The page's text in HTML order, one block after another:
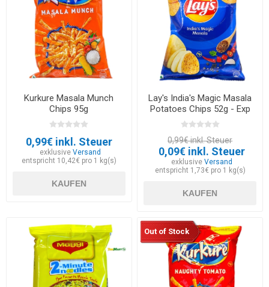
Kurkure Masala Munch
Chips 95g
0,99€ inkl. Steuer
exklusiveVersand
entspricht 10,42€ pro 1 kg(s)
KAUFEN
Lay's India's Magic Masala
Potatoes Chips 52g - Exp
30.05.2026
0,99€ inkl. Steuer
0,09€ inkl. Steuer
exklusive Versand
entspricht 1,73€ pro 1 kg(s)
KAUFEN
Out of Stock